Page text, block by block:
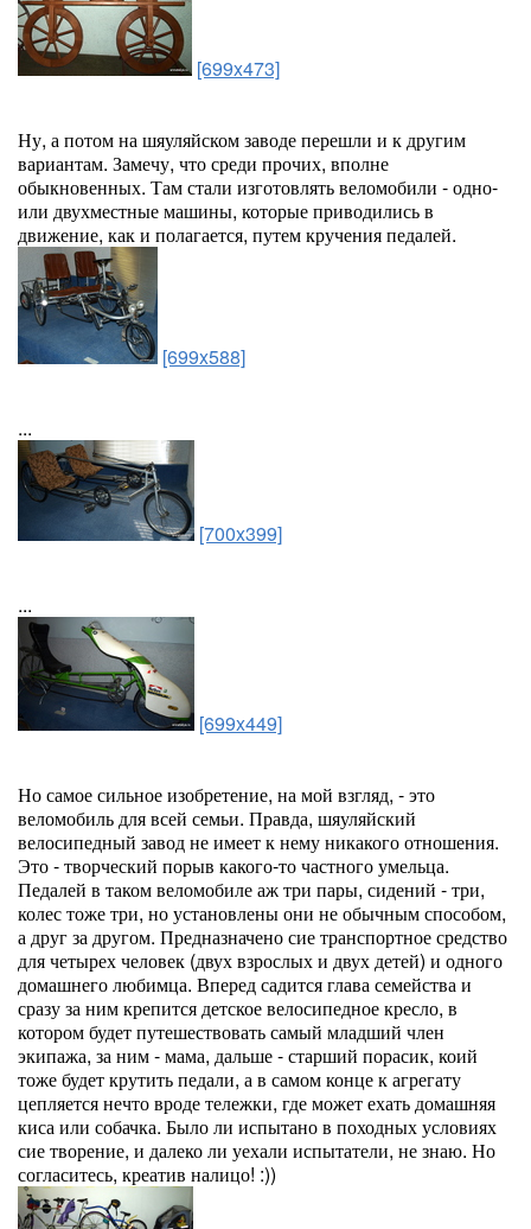
[699x473]
Ну, а потом на шяуляйском заводе перешли и к другим
вариантам. Замечу, что среди прочих, вполне
обыкновенных. Там стали изготовлять веломобили - одно-
или двухместные машины, которые приводились в
движение, как и полагается, путем кручения педалей.
[699x588]
...
[700x399]
...
[699x449]
Но самое сильное изобретение, на мой взгляд, - это
веломобиль для всей семьи. Правда, шяуляйский
велосипедный завод не имеет к нему никакого отношения.
Это - творческий порыв какого-то частного умельца.
Педалей в таком веломобиле аж три пары, сидений - три,
колес тоже три, но установлены они не обычным способом,
а друг за другом. Предназначено сие транспортное средство
для четырех человек (двух взрослых и двух детей) и одного
домашнего любимца. Вперед садится глава семейства и
сразу за ним крепится детское велосипедное кресло, в
котором будет путешествовать самый младший член
экипажа, за ним - мама, дальше - старший порасик, коий
тоже будет крутить педали, а в самом конце к агрегату
цепляется нечто вроде тележки, где может ехать домашняя
киса или собачка. Было ли испытано в походных условиях
сие творение, и далеко ли уехали испытатели, не знаю. Но
согласитесь, креатив налицо! :))